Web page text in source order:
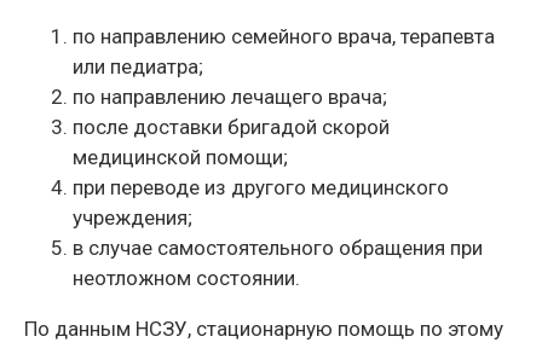
по направлению семейного врача, терапевта
или педиатра;
по направлению лечащего врача;
после доставки бригадой скорой
медицинской помощи;
при переводе из другого медицинского
учреждения;
в случае самостоятельного обращения при
неотложном состоянии.
По данным НСЗУ, стационарную помощь по этому